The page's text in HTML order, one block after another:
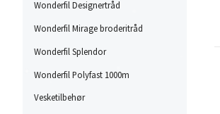
Wonderfil Designertråd
Wonderfil Mirage broderitråd
Wonderfil Splendor
Wonderfil Polyfast 1000m
Vesketilbehør